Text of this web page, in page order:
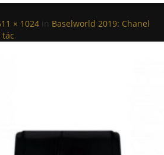
× 1024 in Baselworld 2019: Chanel
tác.